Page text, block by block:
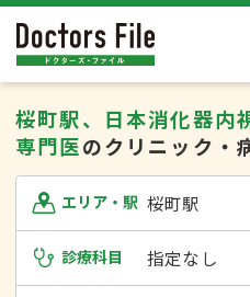
桜町駅、日本消化器内
専門医のクリニック・
エリア・駅 桜町駅
診療科目 指定なし